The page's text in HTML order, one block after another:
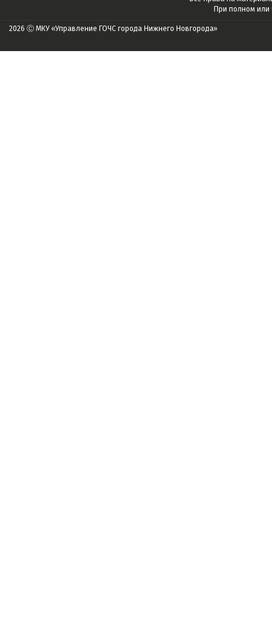
При полном или
2026 Ⓒ МКУ «Управление ГОЧС города Нижнего Новгорода»